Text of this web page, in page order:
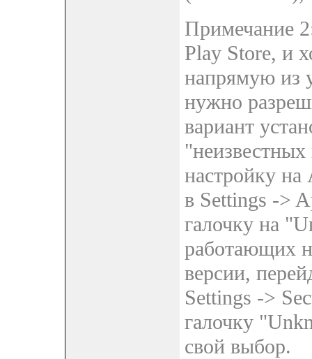
Примечание
Play Store, и
напрямую из
нужно
вариант
настройку на
в Settings ->
галочку на
работающих
версии,
Settings ->
галочку
свой выбор.